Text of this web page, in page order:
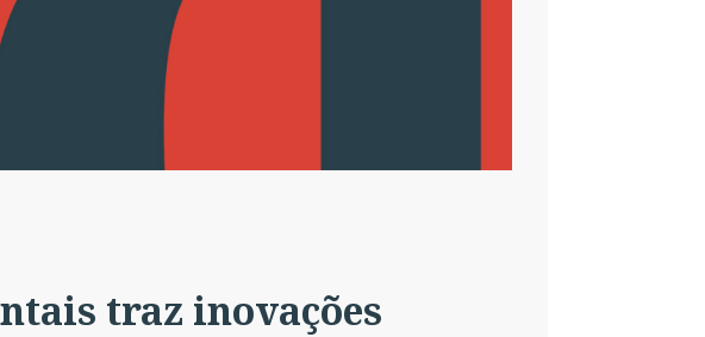
traz inovações